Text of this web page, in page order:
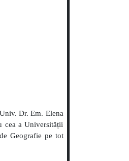
Dr. Em. Elena
cea a Universității
Geografie pe tot